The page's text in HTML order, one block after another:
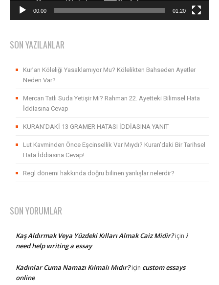
00:00 01:20
SON YAZILANLAR
Kur’an Köleliği Yasaklamıyor Mu? Kölelikten Bahseden Ayetler
Neden Var?
Mercan Tatlı Suda Yetişir Mi? Rahman 22. Ayetteki Bilimsel Hata
İddiasına Cevap
KURAN’DAKİ 13 GRAMER HATASI İDDİASINA YANIT
Lut Kavminden Önce Eşcinsellik Var Mıydı? Kuran’daki Bir Tarihsel
Hata İddiasına Cevap!
Regl dönemi hakkında doğru bilinen yanlışlar nelerdir?
SON YORUMLAR
Kaş Aldırmak Veya Yüzdeki Kılları Almak Caiz Midir?için i
need help writing a essay
Kadınlar Cuma Namazı Kılmalı Mıdır?için custom essays
online